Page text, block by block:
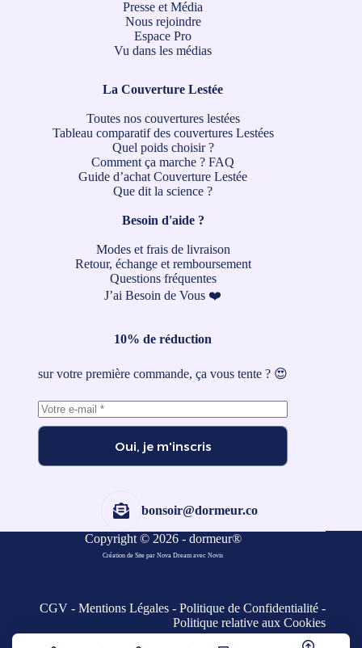
Presse et Média
Nous rejoindre
Espace Pro
Vu dans les médias
La Couverture Lestée
Toutes nos couvertures lestées
Tableau comparatif des couvertures Lestées
Quel poids choisir ?
Comment ça marche ? FAQ
Guide d’achat Couverture Lestée
Que dit la science ?
Besoin d'aide ?
Modes et frais de livraison
Retour, échange et remboursement
Questions fréquentes
J’ai Besoin de Vous ❤️
10% de réduction
sur votre première commande, ça vous tente ? 😍
Oui, je m'inscris
bonsoir@dormeur.co
Copyright © 2026 - dormeur®
Création de Site par Nova Dream avecNovis
CGV -Mentions Légales -Politique de Confidentialité -
Politique relative aux Cookies